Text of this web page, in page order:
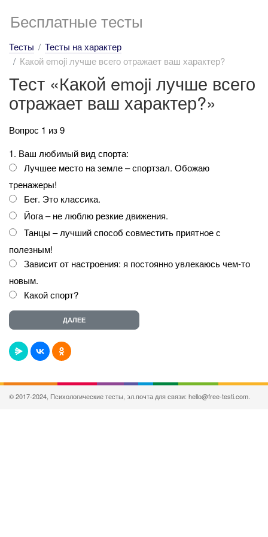
Бесплатные тесты
Тесты
Тесты на характер
Какой emoji лучше всего отражает ваш характер?
Тест «Какой emoji лучше всего
отражает ваш характер?»
Вопрос 1 из 9
1. Ваш любимый вид спорта:
Лучшее место на земле – спортзал. Обожаю
тренажеры!
Бег. Это классика.
Йога – не люблю резкие движения.
Танцы – лучший способ совместить приятное с
полезным!
Зависит от настроения: я постоянно увлекаюсь чем-то
новым.
Какой спорт?
© 2017-2024, Психологические тесты, эл.почта для связи: hello@free-testi.com.